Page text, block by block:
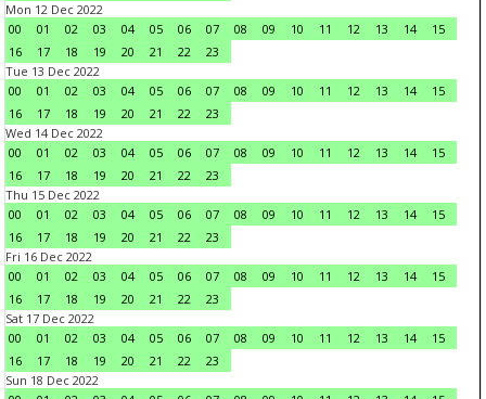
Mon 12 Dec 2022
00
01 02 03 04 05 06 07 08 09 10 11 12 13 14
15
16
17 18 19 20 21 22
23
Tue 13 Dec 2022
00
01 02 03 04 05 06 07 08 09 10 11 12 13 14
15
16
17 18 19 20 21 22
23
Wed 14 Dec 2022
00
01 02 03 04 05 06 07 08 09 10 11 12 13 14
15
16
17 18 19 20 21 22
23
Thu 15 Dec 2022
00
01 02 03 04 05 06 07 08 09 10 11 12 13 14
15
16
17 18 19 20 21 22
23
Fri 16 Dec 2022
00
01 02 03 04 05 06 07 08 09 10 11 12 13 14
15
16
17 18 19 20 21 22
23
Sat 17 Dec 2022
00
01 02 03 04 05 06 07 08 09 10 11 12 13 14
15
16
17 18 19 20 21 22
23
Sun 18 Dec 2022